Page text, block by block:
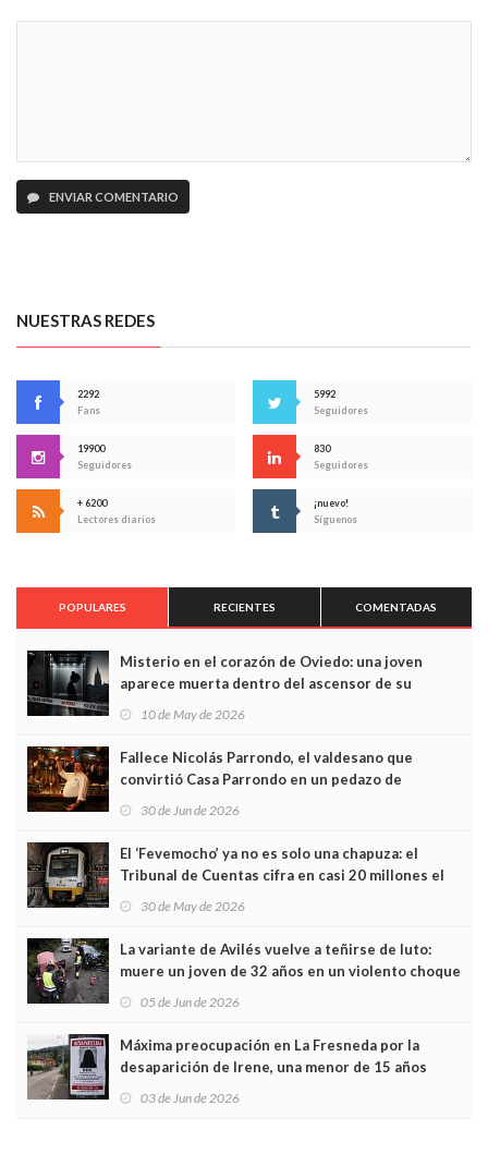
ENVIAR COMENTARIO
NUESTRAS REDES
2292
Fans
5992
Seguidores
19900
Seguidores
830
Seguidores
+ 6200
Lectores diarios
¡nuevo!
Síguenos
POPULARES RECIENTES COMENTADAS
Misterio en el corazón de Oviedo: una joven
aparece muerta dentro del ascensor de su
edificio y las cámaras captan sus últimos minutos
10 de May de 2026
Fallece Nicolás Parrondo, el valdesano que
convirtió Casa Parrondo en un pedazo de
Asturias en Madrid
30 de Jun de 2026
El ‘Fevemocho’ ya no es solo una chapuza: el
Tribunal de Cuentas cifra en casi 20 millones el
sobrecoste de los trenes que no cabían por los
30 de May de 2026
La variante de Avilés vuelve a teñirse de luto:
muere un joven de 32 años en un violento choque
frontal
05 de Jun de 2026
Máxima preocupación en La Fresneda por la
desaparición de Irene, una menor de 15 años
03 de Jun de 2026